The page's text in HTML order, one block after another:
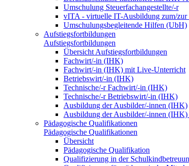
Umschulung Steuerfachangestellte/-r
vITA - virtuelle IT-Ausbildung zum/
Umschulungsbegleitende Hilfen (UbH)
Aufstiegsfortbildungen
Aufstiegsfortbildungen
Übersicht Aufstiegsfortbildungen
Fachwirt/-in (IHK)
Fachwirt/-in (IHK) mit Live-Unterricht
Betriebswirt/-in (IHK)
Technische/-r Fachwirt/-in (IHK)
Technische/-r Betriebswirt/-in (IHK)
Ausbildung der Ausbilder/-innen (IHK)
Ausbildung der Ausbilder/-innen
Pädagogische Qualifikationen
Pädagogische Qualifikationen
Übersicht
Pädagogische Qualifikation
Qualifizierung in der